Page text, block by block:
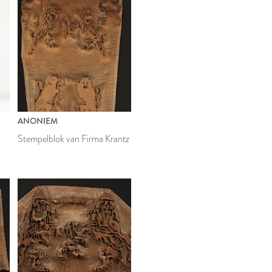
ANONIEM
Stempelblok van Firma Krantz